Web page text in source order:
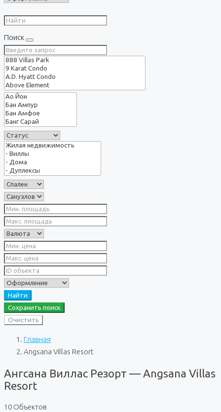
Поиск
Найти
Сохранить поиск
Очистить
Главная
Angsana Villas Resort
Ангсана Виллас Резорт — Angsana Villas
Resort
10 Объектов